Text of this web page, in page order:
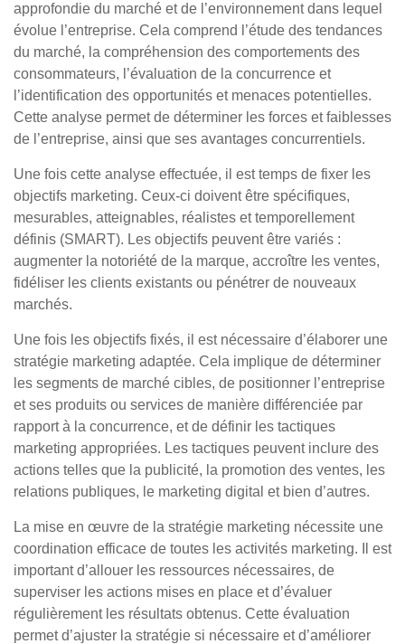
approfondie du marché et de l’environnement dans lequel
évolue l’entreprise. Cela comprend l’étude des tendances
du marché, la compréhension des comportements des
consommateurs, l’évaluation de la concurrence et
l’identification des opportunités et menaces potentielles.
Cette analyse permet de déterminer les forces et faiblesses
de l’entreprise, ainsi que ses avantages concurrentiels.
Une fois cette analyse effectuée, il est temps de fixer les
objectifs marketing. Ceux-ci doivent être spécifiques,
mesurables, atteignables, réalistes et temporellement
définis (SMART). Les objectifs peuvent être variés :
augmenter la notoriété de la marque, accroître les ventes,
fidéliser les clients existants ou pénétrer de nouveaux
marchés.
Une fois les objectifs fixés, il est nécessaire d’élaborer une
stratégie marketing adaptée. Cela implique de déterminer
les segments de marché cibles, de positionner l’entreprise
et ses produits ou services de manière différenciée par
rapport à la concurrence, et de définir les tactiques
marketing appropriées. Les tactiques peuvent inclure des
actions telles que la publicité, la promotion des ventes, les
relations publiques, le marketing digital et bien d’autres.
La mise en œuvre de la stratégie marketing nécessite une
coordination efficace de toutes les activités marketing. Il est
important d’allouer les ressources nécessaires, de
superviser les actions mises en place et d’évaluer
régulièrement les résultats obtenus. Cette évaluation
permet d’ajuster la stratégie si nécessaire et d’améliorer